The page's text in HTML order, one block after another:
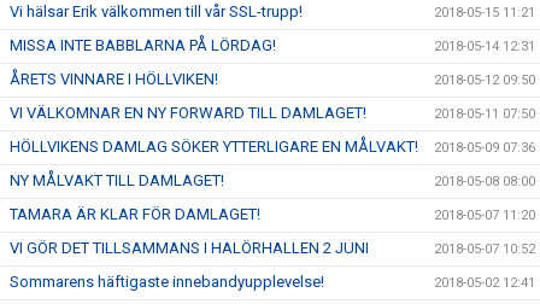
Vi hälsar Erik välkommen till vår SSL-trupp! 2018-05-15 11:21
MISSA INTE BABBLARNA PÅ LÖRDAG! 2018-05-14 12:31
ÅRETS VINNARE I HÖLLVIKEN! 2018-05-12 09:50
VI VÄLKOMNAR EN NY FORWARD TILL DAMLAGET! 2018-05-11 07:50
HÖLLVIKENS DAMLAG SÖKER YTTERLIGARE EN MÅLVAKT! 2018-05-09 07:36
NY MÅLVAKT TILL DAMLAGET! 2018-05-08 08:00
TAMARA ÄR KLAR FÖR DAMLAGET! 2018-05-07 11:20
VI GÖR DET TILLSAMMANS I HALÖRHALLEN 2 JUNI 2018-05-07 10:52
Sommarens häftigaste innebandyupplevelse! 2018-05-02 12:41